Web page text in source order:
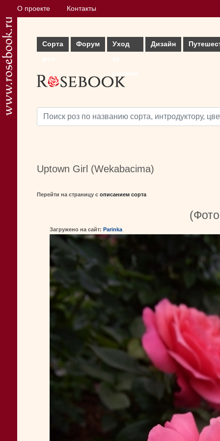
О проекте Контакты
Сорта
Форум
Уход
Дизайн
Uptown Girl (Wekabacima)
Перейти на страницу с описанием сорта
Загружено на сайт: Parinka